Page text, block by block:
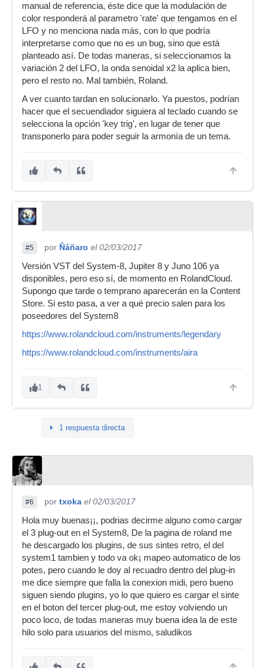
manual de referencia, éste dice que la modulación de
color responderá al parametro 'rate' que tengamos en el
LFO y no menciona nada más, con lo que podría
interpretarse como que no es un bug, sino que está
planteado así. De todas maneras, si seleccionamos la
variación 2 del LFO, la onda senoidal x2 la aplica bien,
pero el resto no. Mal también, Roland.
A ver cuanto tardan en solucionarlo. Ya puestos, podrían
hacer que el secuendiador siguiera al teclado cuando se
selecciona la opción 'key trig', en lugar de tener que
transponerlo para poder seguir la armonía de un tema.
#5 por Ñáñaro el 02/03/2017
Versión VST del System-8, Jupiter 8 y Juno 106 ya
disponibles, pero eso sí, de momento en RolandCloud.
Supongo que tarde o temprano aparecerán en la Content
Store. Si esto pasa, a ver a qué precio salen para los
poseedores del System8
https://www.rolandcloud.com/instruments/legendary
https://www.rolandcloud.com/instruments/aira
1
1 respuesta directa
#6 por txoka el 02/03/2017
Hola muy buenas¡¡, podrias decirme alguno como cargar
el 3 plug-out en el System8, De la pagina de roland me
he descargado los plugins, de sus sintes retro, el del
system1 tambien y todo va ok¡ mapeo automatico de los
potes, pero cuando le doy al recuadro dentro del plug-in
me dice siempre que falla la conexion midi, pero bueno
siguen siendo plugins, yo lo que quiero es cargar el sinte
en el boton del tercer plug-out, me estoy volviendo un
poco loco, de todas maneras muy buena idea la de este
hilo solo para usuarios del mismo, saludikos